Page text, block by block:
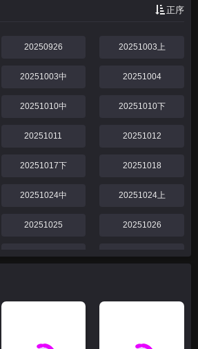
行。六位常驻嘉宾组成的“高能抽风团”，时正序
20250926 20251003上
20251003中 20251004
20251010中 20251010下
20251011 20251012
20251017下 20251018
20251024中 20251024上
20251025 20251026
20251031下 20251031中
20251109 20251114中